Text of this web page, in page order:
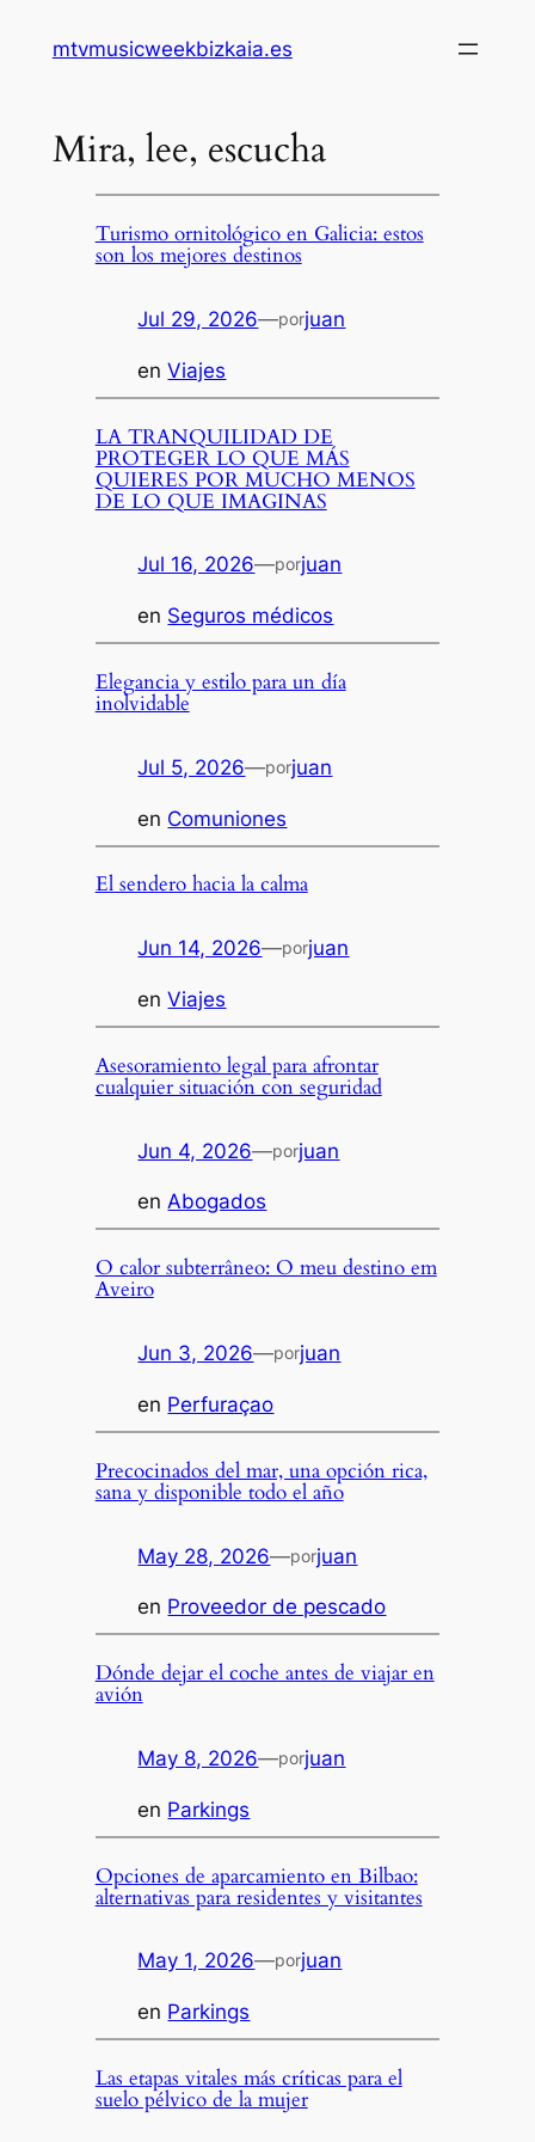
mtvmusicweekbizkaia.es
Mira, lee, escucha
Turismo ornitológico en Galicia: estos
son los mejores destinos
Jul 29, 2026—porjuan
enViajes
LA TRANQUILIDAD DE
PROTEGER LO QUE MÁS
QUIERES POR MUCHO MENOS
DE LO QUE IMAGINAS
Jul 16, 2026—porjuan
en Seguros médicos
Elegancia y estilo para un día
inolvidable
Jul 5, 2026—porjuan
en Comuniones
El sendero hacia la calma
Jun 14, 2026—porjuan
enViajes
Asesoramiento legal para afrontar
cualquier situación con seguridad
Jun 4, 2026—porjuan
enAbogados
O calor subterrâneo: O meu destino em
Aveiro
Jun 3, 2026—porjuan
en Perfuraçao
Precocinados del mar, una opción rica,
sana y disponible todo el año
May 28, 2026—porjuan
en Proveedor de pescado
Dónde dejar el coche antes de viajar en
avión
May 8, 2026—porjuan
en Parkings
Opciones de aparcamiento en Bilbao:
alternativas para residentes y visitantes
May 1, 2026—porjuan
en Parkings
Las etapas vitales más críticas para el
suelo pélvico de la mujer